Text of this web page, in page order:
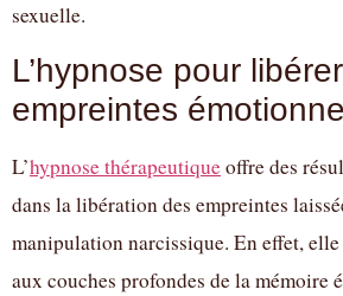
sexuelle.
L’hypnose pour
empreintes
L’hypnose thérapeutiqueoffre des
dans la libération des empreintes
manipulation narcissique. En effet, elle
aux couches profondes de la mémoire